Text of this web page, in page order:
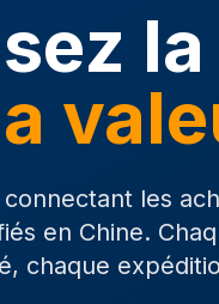
les
en Chine.
chaque